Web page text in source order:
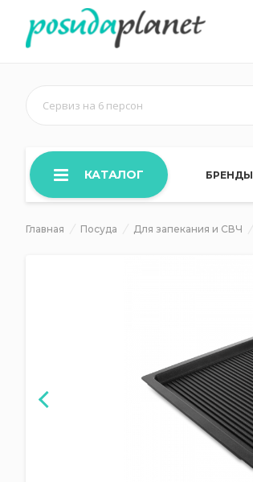
Сервиз на 6 персон
КАТАЛОГ БРЕНДЫ
Главная Посуда Для запекания и СВЧ